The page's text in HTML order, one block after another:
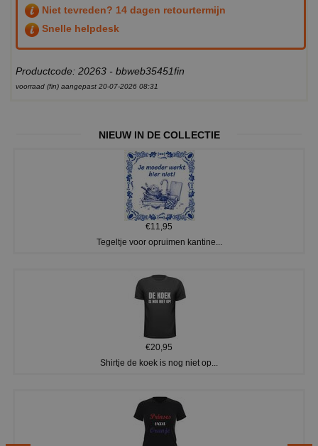
Niet tevreden? 14 dagen retourtermijn
Snelle helpdesk
Productcode: 20263 - bbweb35451fin
voorraad (fin) aangepast 20-07-2026 08:31
NIEUW IN DE COLLECTIE
€11,95
Tegeltje voor opruimen kantine...
€20,95
Shirtje de koek is nog niet op...